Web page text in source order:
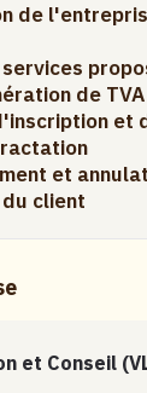
de
de TVA
et
et
client
et Conseil